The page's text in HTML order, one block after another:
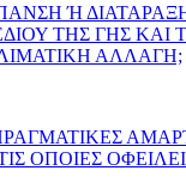
Ή
ΤΗΣ ΓΗΣ ΚΑΙ
ΑΛΛΑΓΗ;
ΟΠΟΙΕΣ